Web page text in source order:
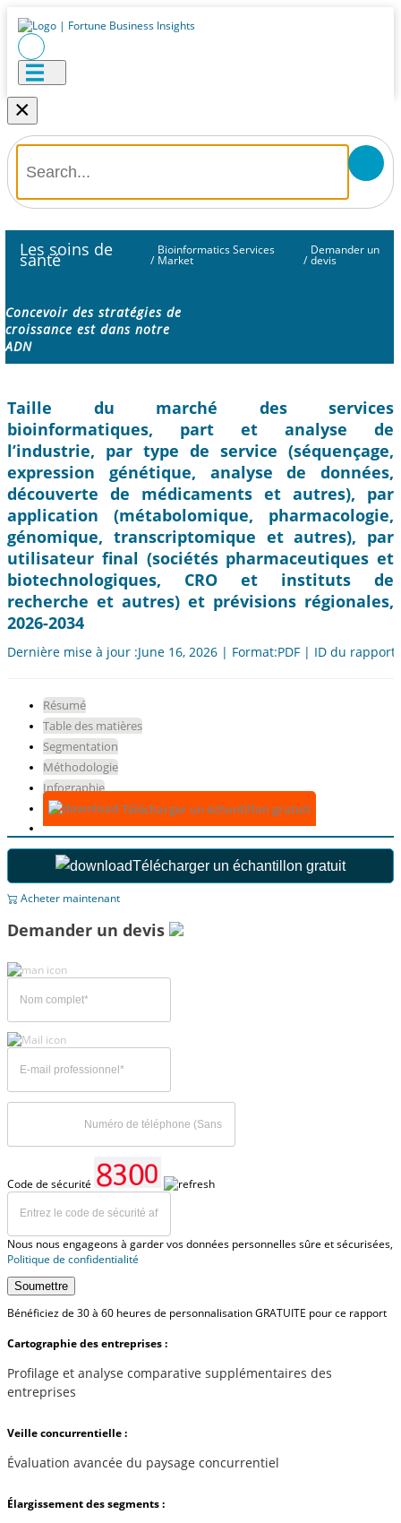
×
Les soins de
santé /
Bioinformatics Services
Market /
Demander un
devis
Concevoir des stratégies de
croissance est dans notre
ADN
Taille du marché des services
bioinformatiques, part et analyse de
l’industrie, par type de service (séquençage,
expression génétique, analyse de données,
découverte de médicaments et autres), par
application (métabolomique, pharmacologie,
génomique, transcriptomique et autres), par
utilisateur final (sociétés pharmaceutiques et
biotechnologiques, CRO et instituts de
recherche et autres) et prévisions régionales,
2026-2034
Dernière mise à jour :June 16, 2026 | Format:PDF | ID du
Résumé
Table des matières
Segmentation
Méthodologie
Infographie
Télécharger un échantillon gratuit
Télécharger un échantillon gratuit
Acheter maintenant
Demander un devis
Code de sécurité
Nous nous engageons à garder vos données personnelles sûre et sécurisées,
Politique de confidentialité
Soumettre
Bénéficiez de 30 à 60 heures de personnalisation GRATUITE pour ce rapport
Cartographie des entreprises :
Profilage et analyse comparative supplémentaires des
entreprises
Veille concurrentielle :
Évaluation avancée du paysage concurrentiel
Élargissement des segments :